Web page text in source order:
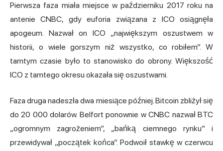
Pierwsza faza miała miejsce w październiku 2017 roku na
antenie CNBC, gdy euforia związana z ICO osiągnęła
apogeum. Nazwał on ICO „największym oszustwem w
historii, o wiele gorszym niż wszystko, co robiłem”. W
tamtym czasie było to stanowisko do obrony. Większość
ICO z tamtego okresu okazała się oszustwami.
Faza druga nadeszła dwa miesiące później. Bitcoin zbliżył się
do 20 000 dolarów. Belfort ponownie w CNBC nazwał BTC
„ogromnym zagrożeniem”, „bańką ciemnego rynku” i
przewidywał „początek końca”. Podwoił stawkę w czerwcu